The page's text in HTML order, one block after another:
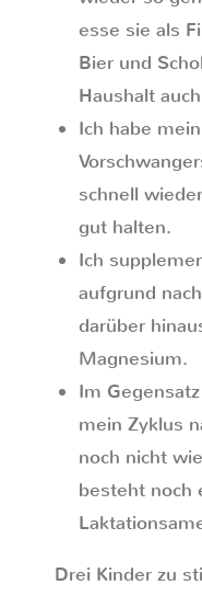
esse sie als
Bier und
Haushalt
Ich habe mein
schnell
gut halten.
Ich
aufgrund
darüber
Magnesium.
Im
mein Zyklus
noch nicht
besteht noch
Drei Kinder zu